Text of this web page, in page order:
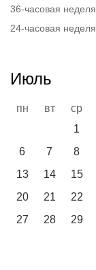
36-часовая неделя
24-часовая неделя
Июль
пн вт ср
1
6
7 8
13
14 15
20
21 22
27
28 29